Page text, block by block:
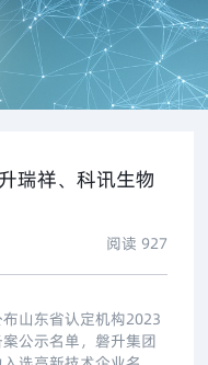
瑞祥、科讯生物
阅读 927
山东省认定机构2023
公示名单，磐升集团